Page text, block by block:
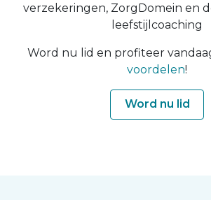
verzekeringen, ZorgDomein en
leefstijlcoaching
Word nu lid en profiteer
voordelen!
Word nu lid